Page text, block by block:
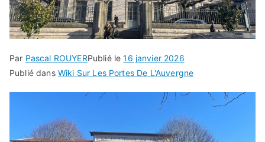
Par Pascal ROUYERPublié le16 janvier 2026
Publié dans Wiki Sur Les Portes De L'Auvergne